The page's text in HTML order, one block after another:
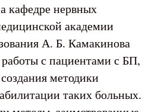
кафедре нервных
академии
А. Б. Камакинова
с пациентами с БП,
методики
таких больных.